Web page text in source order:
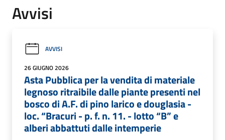
Avvisi
AVVISI
26 GIUGNO 2026
Asta Pubblica per la vendita di materiale
legnoso ritraibile dalle piante presenti nel
bosco di A.F. di pino larico e douglasia -
loc. “Bracuri - p. f. n. 11. - lotto “B” e
alberi abbattuti dalle intemperie